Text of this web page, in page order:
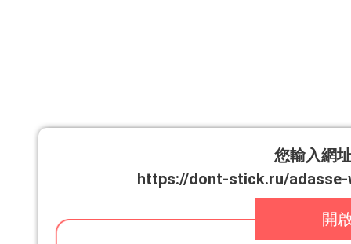
您輸入網
https://dont-stick.ru/
開